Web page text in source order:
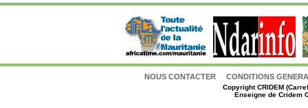
NOUS CONTACTER CONDITIONS
CopyrightCRIDEM
Enseigne de Cridem